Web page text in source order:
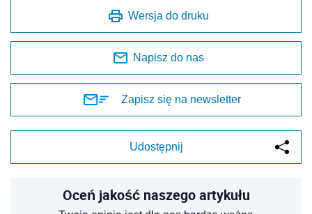
Wersja do druku
Napisz do nas
Zapisz się na newsletter
Udostępnij
Oceń jakość naszego artykułu